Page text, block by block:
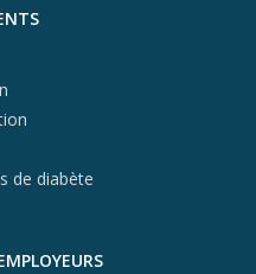
de diabète